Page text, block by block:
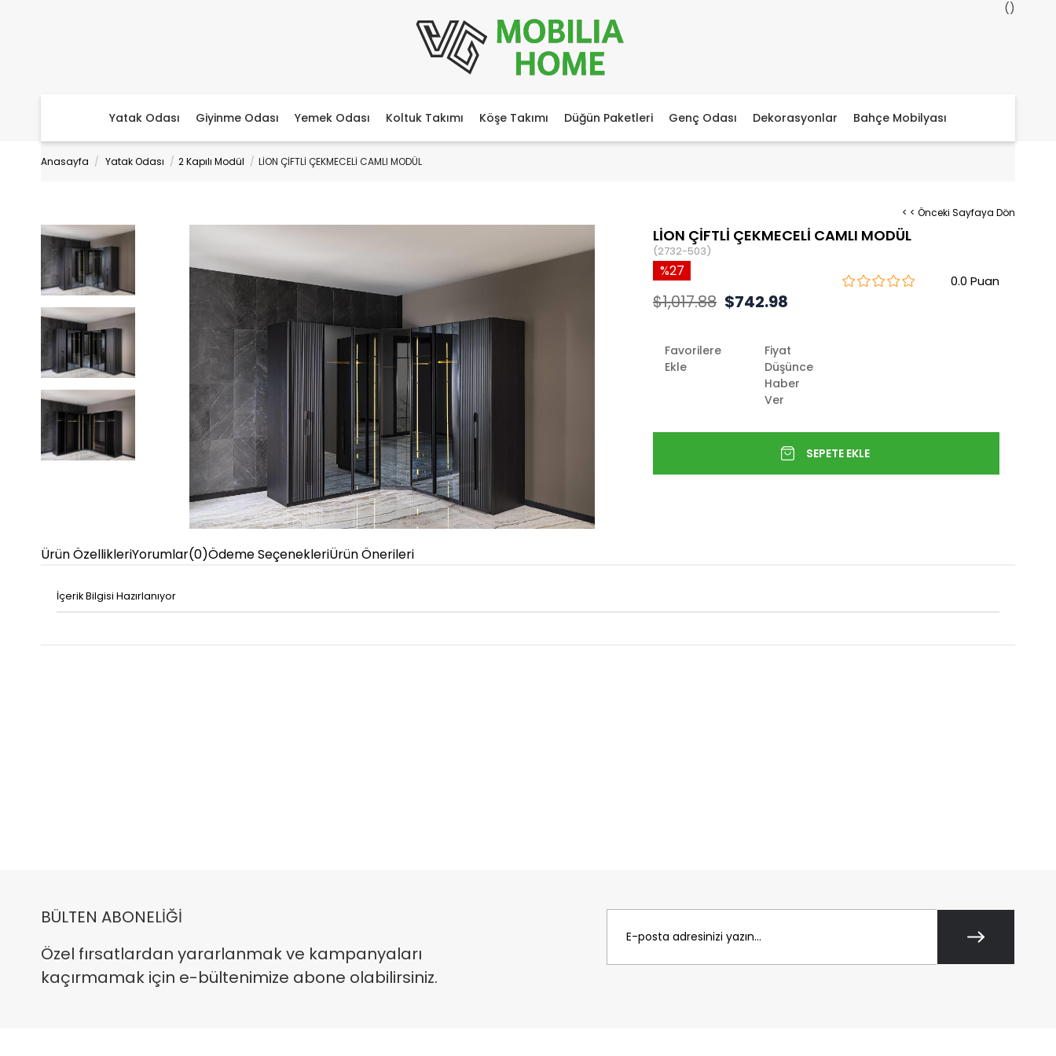
Yatak Odası Giyinme Odası Yemek Odası Koltuk Takımı Köşe Takımı Düğün Paketleri Genç Odası Dekorasyonlar Bahçe Mobilyası
Anasayfa Yatak Odası 2 Kapılı Modül LİON ÇİFTLİ ÇEKMECELİ CAMLI MODÜL
< < Önceki Sayfaya Dön
LİON ÇİFTLİ ÇEKMECELİ CAMLI MODÜL
(2732-503)
0.0
27
$1,017.88 $742.98
Favorilere
Ekle
Fiyat
Düşünce
Haber
Ver
Ürün ÖzellikleriYorumlar(0)Ödeme SeçenekleriÜrün Önerileri
İçerik Bilgisi Hazırlanıyor
BÜLTEN ABONELİĞİ
Özel fırsatlardan yararlanmak ve kampanyaları
kaçırmamak için e-bültenimize abone olabilirsiniz.